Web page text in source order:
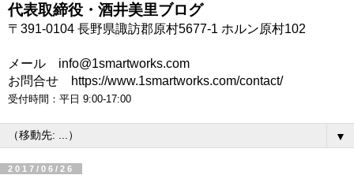
代表取締役・酒井美里ブログ
〒391-0104 長野県諏訪郡原村5677-1 ホルン原村102
メール info@1smartworks.com
お問合せ https://www.1smartworks.com/contact/
受付時間：平日 9:00-17:00
▼
2017/06/26